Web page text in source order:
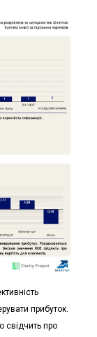
прибуток.
свідчить про